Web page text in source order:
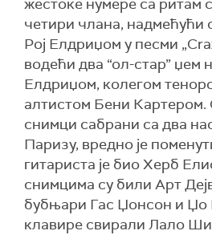
жестоке нумере са ритам
четири члана, надмећући
Рој Елдриџом у песми
водећи два “ол-стар” џем
Елдриџом, колегом
алтистом Бени Картером.
снимци сабрани са два
Паризу, вредно је
гитариста је био Херб
снимцима су били Арт
бубњари Гас Џонсон и Џо
клавире свирали Лало